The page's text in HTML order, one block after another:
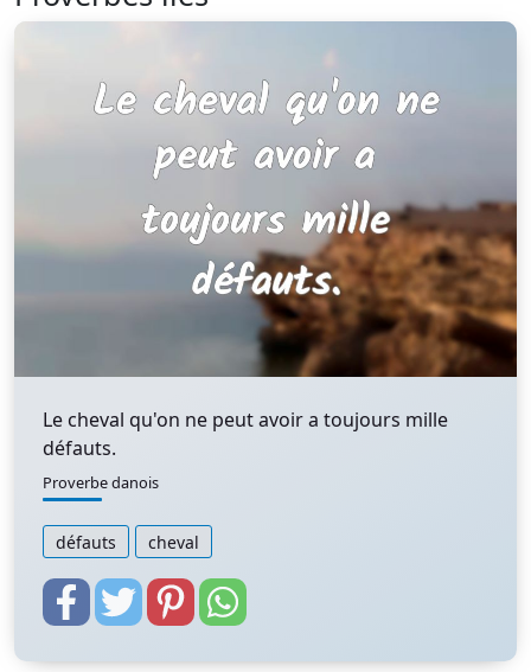
Le cheval qu'on ne peut avoir a toujours mille
défauts.
Proverbe danois
défauts cheval